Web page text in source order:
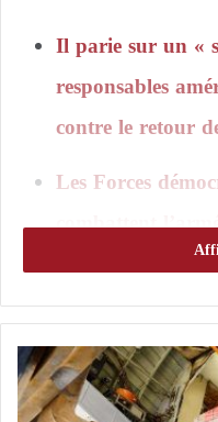
Il parie sur un «
responsables
contre le retour
Les Forces
combattent
l’aide de la
Le porte-parole du
dans un
Zagros: « Il y a
nationalités
L
’
a